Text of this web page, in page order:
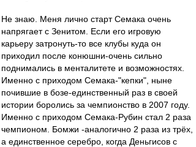
Не знаю. Меня лично старт Семака очень
напрягает с Зенитом. Если его игровую
карьеру затронуть-то все клубы куда он
приходил после конюшни-очень сильно
поднимались в менталитете и возможностях.
Именно с приходом Семака-"кепки", ныне
почившие в бозе-единственный раз в своей
истории боролись за чемпионство в 2007 году.
Именно с приходом Семака-Рубин стал 2 раза
чемпионом. Бомжи -аналогично 2 раза из трёх,
а единственное серебро, когда Деньгисов с